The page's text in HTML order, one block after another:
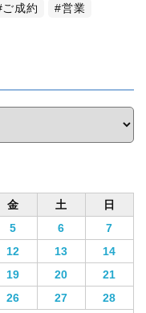
ご成約
営業
金 土
日
5 6
7
12 13
14
19 20
21
26 27
28